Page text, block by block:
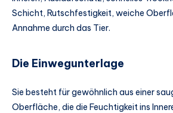
Schicht, Rutschfestigkeit, weiche
Annahme durch das Tier.
Die Einwegunterlage
Sie besteht für gewöhnlich aus einer
Oberfläche, die die Feuchtigkeit ins